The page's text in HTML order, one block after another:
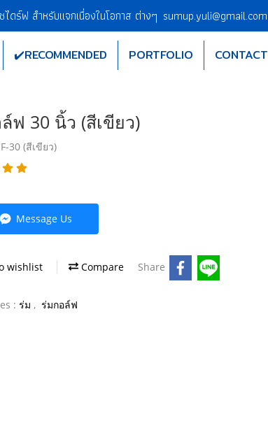
ดร์ฟ สำหรับแจกเนื่องในโอกาส ต่างๆ sumup.yuli@gmail.com
✔️RECOMMENDED PORTFOLIO CONTACT
ฟ 30 นิ้ว (สีเขียว)
30 (สีเขียว)
Message Us
wishlist Compare Share
: ร่ม , ร่มกอล์ฟ